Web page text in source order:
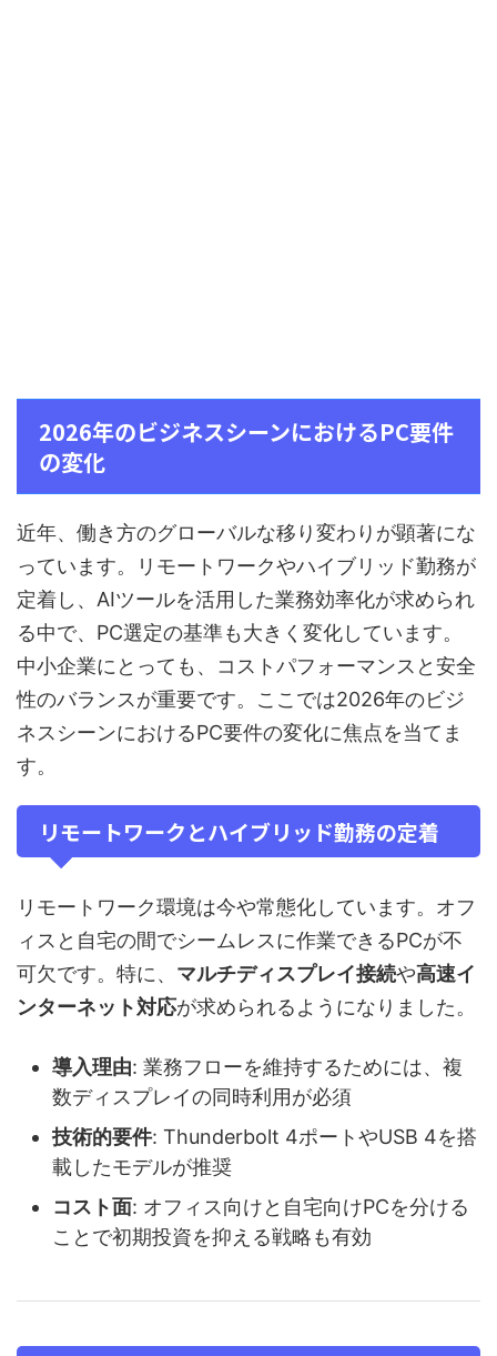
2026年のビジネスシーンにおけるPC要件
の変化
近年、働き方のグローバルな移り変わりが顕著にな
っています。リモートワークやハイブリッド勤務が
定着し、AIツールを活用した業務効率化が求められ
る中で、PC選定の基準も大きく変化しています。
中小企業にとっても、コストパフォーマンスと安全
性のバランスが重要です。ここでは2026年のビジ
ネスシーンにおけるPC要件の変化に焦点を当てま
す。
リモートワークとハイブリッド勤務の定着
リモートワーク環境は今や常態化しています。オフ
ィスと自宅の間でシームレスに作業できるPCが不
可欠です。特に、 マルチディスプレイ接続や高速イ
ンターネット対応が求められるようになりました。
導入理由: 業務フローを維持するためには、複
数ディスプレイの同時利用が必須
技術的要件: Thunderbolt 4ポートやUSB 4を搭
載したモデルが推奨
コスト面: オフィス向けと自宅向けPCを分ける
ことで初期投資を抑える戦略も有効